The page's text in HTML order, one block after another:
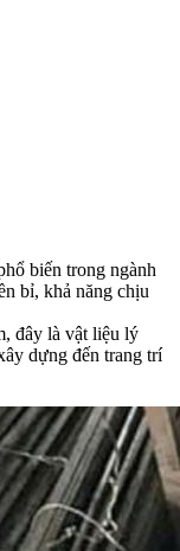
biến trong ngành
bỉ, khả năng chịu
đây là vật liệu lý
dựng đến trang trí